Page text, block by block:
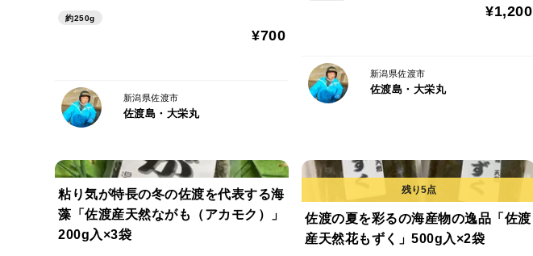
約250g
¥700
新潟県佐渡市
佐渡島・大栄丸
¥1,200
新潟県佐渡市
佐渡島・大栄丸
粘り気が特長の冬の佐渡を代表する海
藻「佐渡産天然ながも（アカモク）」
200g入×3袋
佐渡の夏を彩るの海産物の逸品「佐渡
産天然花もずく」500g入×2袋